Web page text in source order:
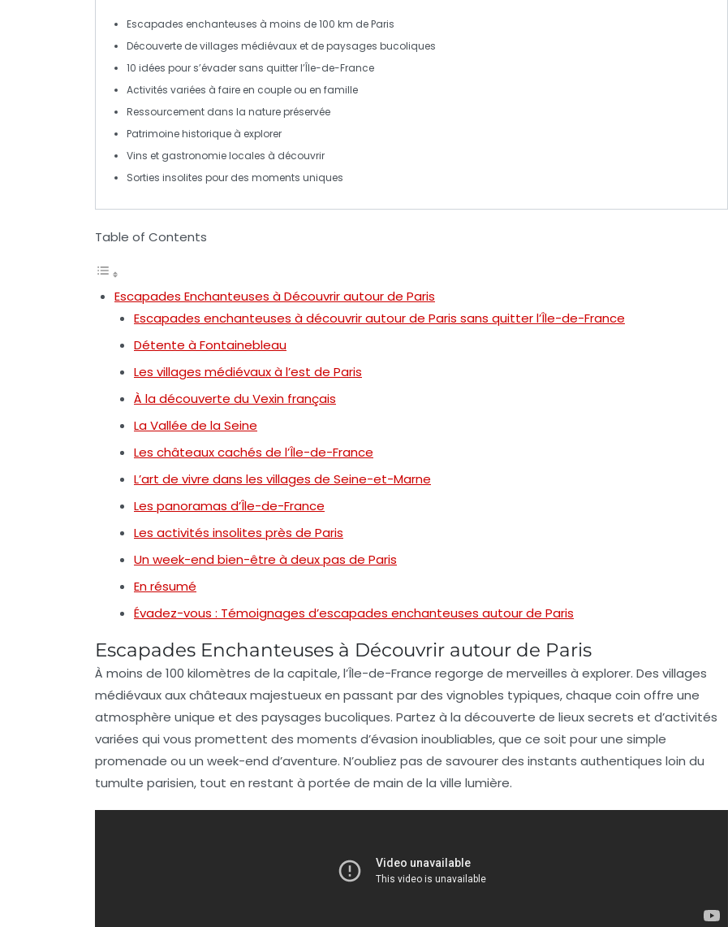
Escapades enchanteuses à moins de 100 km de Paris
Découverte devillages médiévaux et depaysages bucoliques
10 idées pour s’évader sans quitter l’Île-de-France
Activités variées à faire en couple ou en famille
Ressourcement dans la nature préservée
Patrimoine historique à explorer
Vins et gastronomielocales à découvrir
Sorties insolites pour des moments uniques
Table of Contents
Escapades Enchanteuses à Découvrir autour de Paris
Escapades enchanteuses à découvrir autour de Paris sans quitter l’Île-de-France
Détente à Fontainebleau
Les villages médiévaux à l’est de Paris
À la découverte du Vexin français
La Vallée de la Seine
Les châteaux cachés de l’Île-de-France
L’art de vivre dans les villages de Seine-et-Marne
Les panoramas d’Île-de-France
Les activités insolites près de Paris
Un week-end bien-être à deux pas de Paris
En résumé
Évadez-vous : Témoignages d’escapades enchanteuses autour de Paris
Escapades Enchanteuses à Découvrir autour de Paris
À moins de 100 kilomètres de la capitale, l’Île-de-France regorge de merveilles à explorer. Des villages
médiévauxauxchâteauxmajestueux en passant par des vignobles typiques, chaque coin offre une
atmosphère unique et des paysages bucoliques. Partez à la découverte de lieux secrets et d’activités
variées qui vous promettent des moments d’évasion inoubliables, que ce soit pour une simple
promenade ou un week-end d’aventure. N’oubliez pas de savourer des instants authentiques loin du
tumulte parisien, tout en restant à portée de main de la ville lumière.